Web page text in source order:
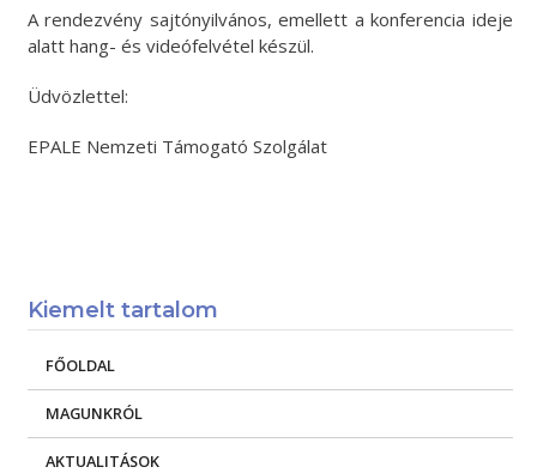
A rendezvény sajtónyilvános, emellett a konferencia ideje
alatt hang- és videófelvétel készül.
Üdvözlettel:
EPALE Nemzeti Támogató Szolgálat
Kiemelt tartalom
FŐOLDAL
MAGUNKRÓL
AKTUALITÁSOK